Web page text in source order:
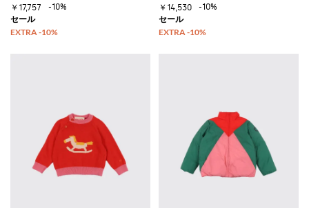
￥17,757
-10%
￥14,530
-10%